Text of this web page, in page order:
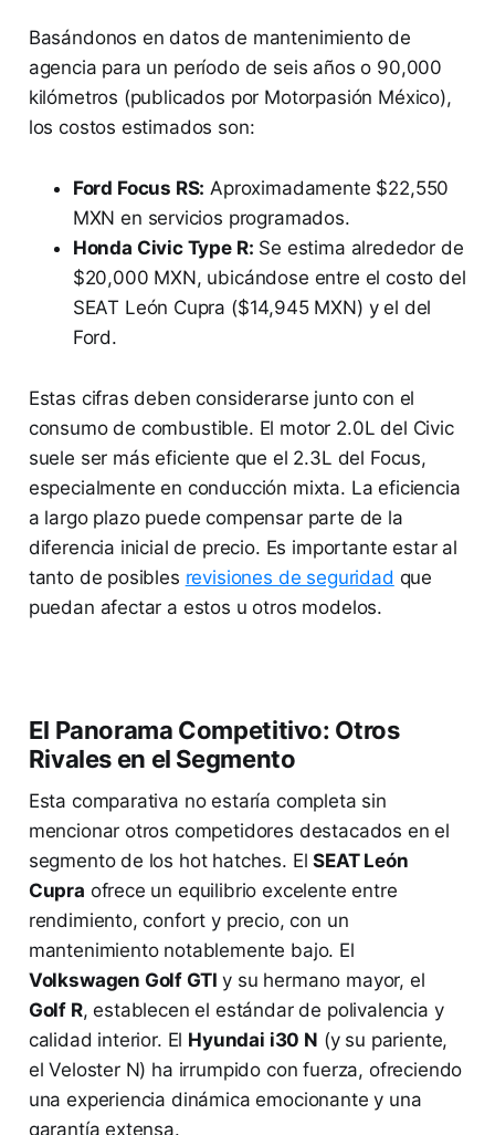
Basándonos en datos de mantenimiento de
agencia para un período de seis años o 90,000
kilómetros (publicados por Motorpasión México),
los costos estimados son:
Ford Focus RS: Aproximadamente $22,550
MXN en servicios programados.
Honda Civic Type R: Se estima alrededor de
$20,000 MXN, ubicándose entre el costo del
SEAT León Cupra ($14,945 MXN) y el del
Ford.
Estas cifras deben considerarse junto con el
consumo de combustible. El motor 2.0L del Civic
suele ser más eficiente que el 2.3L del Focus,
especialmente en conducción mixta. La eficiencia
a largo plazo puede compensar parte de la
diferencia inicial de precio. Es importante estar al
tanto de posibles revisiones de seguridad que
puedan afectar a estos u otros modelos.
El Panorama Competitivo: Otros
Rivales en el Segmento
Esta comparativa no estaría completa sin
mencionar otros competidores destacados en el
segmento de los hot hatches. ElSEAT León
Cupra ofrece un equilibrio excelente entre
rendimiento, confort y precio, con un
mantenimiento notablemente bajo. El
Volkswagen Golf GTI y su hermano mayor, el
Golf R, establecen el estándar de polivalencia y
calidad interior. El Hyundai i30 N (y su pariente,
el Veloster N) ha irrumpido con fuerza, ofreciendo
una experiencia dinámica emocionante y una
garantía extensa.